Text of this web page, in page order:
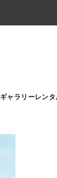
ギャラリーレン